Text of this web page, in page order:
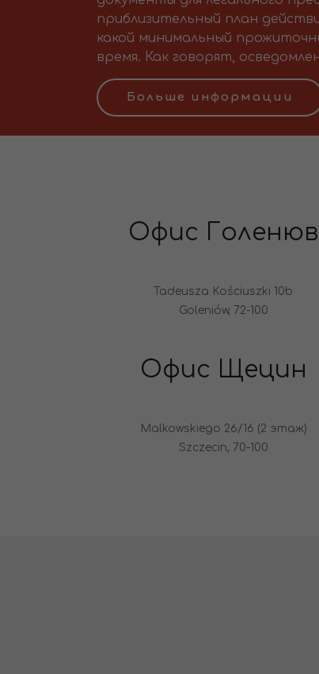
приблизительный план
какой минимальный
время. Как говорят,
Больше информации
Офис Голенюв
Tadeusza Kościuszki 10b
Goleniów, 72-100
Офис Щецин
Malkowskiego 26/16 (2 этаж)
Szczecin, 70-100